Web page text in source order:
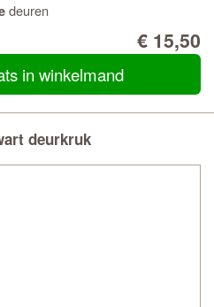
deuren
€ 15,50
in winkelmand
deurkruk